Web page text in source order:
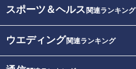
スポーツ＆ヘルス 関連ランキング
ウエディング関連ランキング